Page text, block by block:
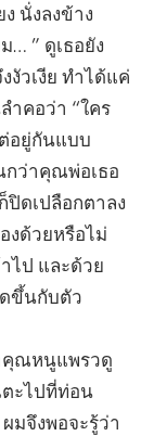
นั่งลงข้าง
… ” ดูเธอยัง
วเงีย ทำได้แค่
ำคอว่า “ใคร
อยู่กันแบบ
กว่าคุณพ่อเธอ
ปิดเปลือกตาลง
งด้วยหรือไม่
ไป และด้วย
ดขึ้นกับตัว
คุณหนูแพรวดู
ตะไปที่ท่อน
มจึงพอจะรู้ว่า